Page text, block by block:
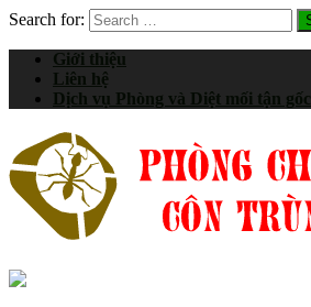
Search for:
Giới thiệu
Liên hệ
Dịch vụ Phòng và Diệt mối tận gốc